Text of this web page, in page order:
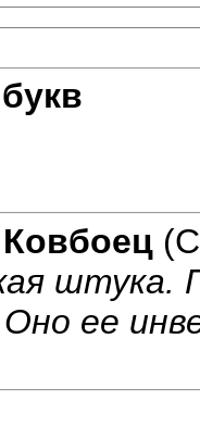
Ковбоец
штука.
ее